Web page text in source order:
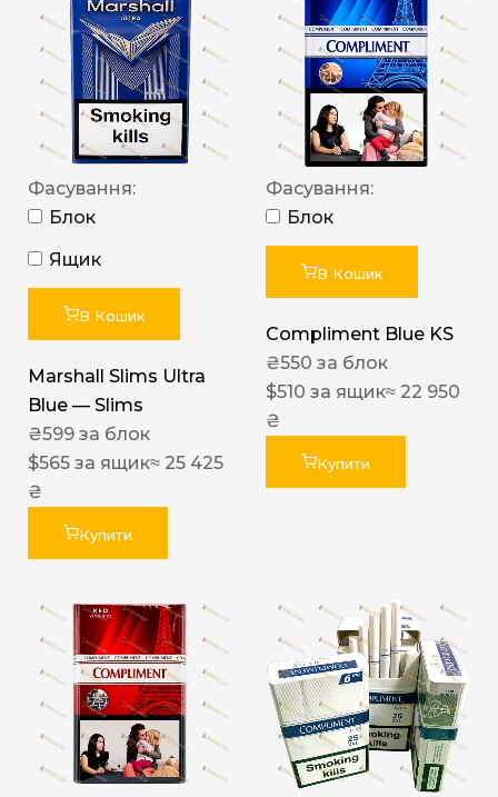
Фасування:
Блок
Ящик
В Кошик
Marshall Slims Ultra
Blue — Slims
₴599 за блок
$565 за ящик≈ 25 425
₴
Купити
Фасування:
Блок
В Кошик
Compliment Blue KS
₴550 за блок
$510 за ящик≈ 22 950
₴
Купити